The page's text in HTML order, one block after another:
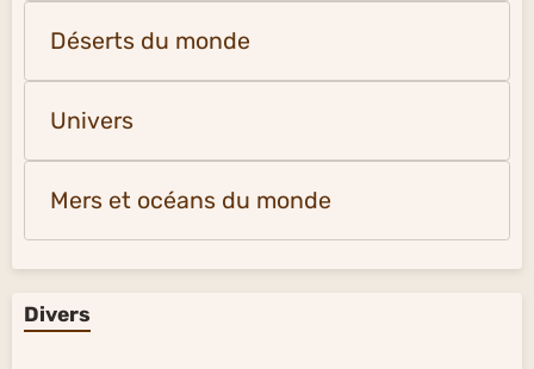
Déserts du monde
Univers
Mers et océans du monde
Divers